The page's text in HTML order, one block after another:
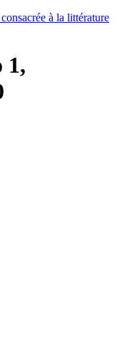
à la littérature
1,